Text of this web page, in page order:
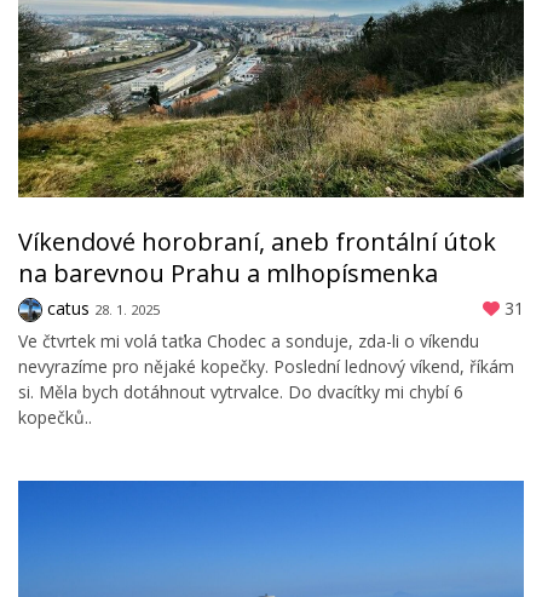
Víkendové horobraní, aneb frontální útok
na barevnou Prahu a mlhopísmenka
catus 28. 1. 2025
31
Ve čtvrtek mi volá taťka Chodec a sonduje, zda-li o víkendu
nevyrazíme pro nějaké kopečky. Poslední lednový víkend, říkám
si. Měla bych dotáhnout vytrvalce. Do dvacítky mi chybí 6
kopečků..